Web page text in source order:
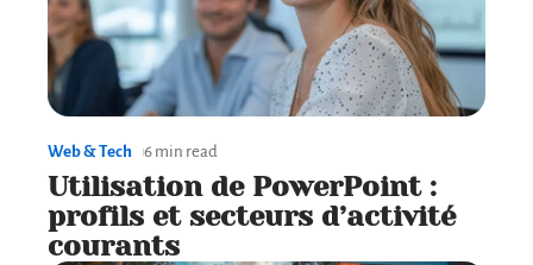
Web & Tech 6 min read
Utilisation de PowerPoint :
profils et secteurs d’activité
courants